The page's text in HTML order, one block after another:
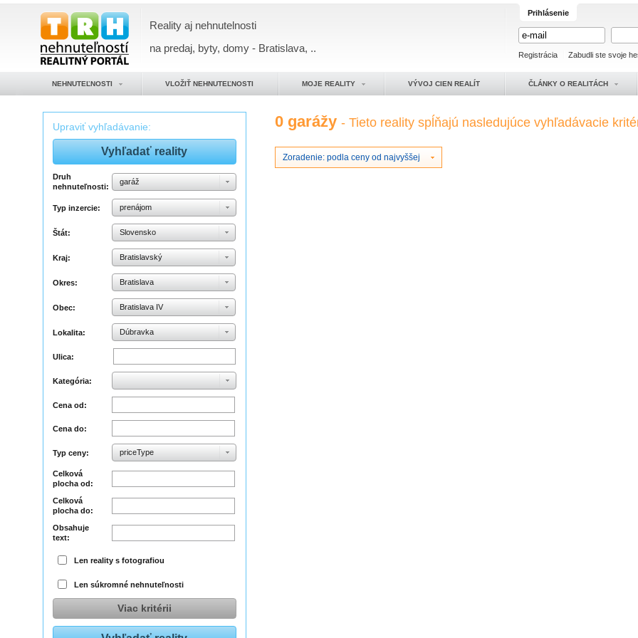
Reality aj nehnutelnosti
na predaj, byty, domy - Bratislava, ..
Prihlásenie
Registrácia Zabudli ste svoje
NEHNUTEĽNOSTI VLOŽIŤ NEHNUTEĽNOSTI MOJE REALITY VÝVOJ CIEN REALÍT ČLÁNKY O REALITÁCH
Upraviť vyhľadávanie:
Druh
nehnuteľnosti:
garáž
Typ inzercie: prenájom
Štát: Slovensko
Kraj: Bratislavský
Okres: Bratislava
Obec: Bratislava IV
Lokalita: Dúbravka
Ulica:
Kategória:
Cena od:
Cena do:
Typ ceny: priceType
Celková
plocha od:
Celková
plocha do:
Obsahuje
text:
Len reality s fotografiou
Len súkromné nehnuteľnosti
Viac kritérii
0 garážy- Tieto reality spĺňajú nasledujúce vyhľadávacie
Zoradenie: podla ceny od najvyššej